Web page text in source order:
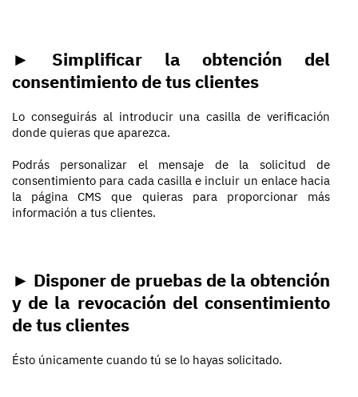
► Simplificar la obtención del
consentimiento de tus clientes
Lo conseguirás al introducir una casilla de verificación
donde quieras que aparezca.
Podrás personalizar el mensaje de la solicitud de
consentimiento para cada casilla e incluir un enlace hacia
la página CMS que quieras para proporcionar más
información a tus clientes.
► Disponer de pruebas de la obtención
y de la revocación del consentimiento
de tus clientes
Ésto únicamente cuando tú se lo hayas solicitado.